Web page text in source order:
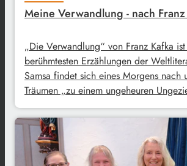
Meine Verwandlung - nach
„Die Verwandlung“ von Franz Kafka
berühmtesten Erzählungen der
Samsa findet sich eines Morgens nach
Träumen „zu einem ungeheuren